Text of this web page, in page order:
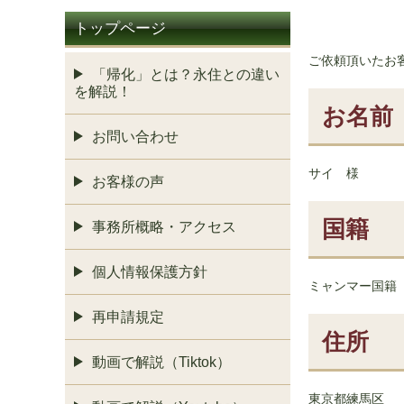
ご依頼頂いたお
お名前
サイ 様
国籍
ミャンマー国籍
住所
東京都練馬区
トップページ
「帰化」とは？永住との違い
を解説！
お問い合わせ
お客様の声
事務所概略・アクセス
個人情報保護方針
再申請規定
動画で解説（Tiktok）